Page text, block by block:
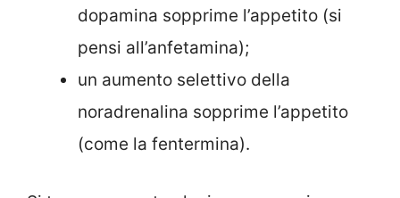
dopamina sopprime l’appetito (si
pensi all’anfetamina);
un aumento selettivo della
noradrenalina sopprime l’appetito
(come la fentermina).